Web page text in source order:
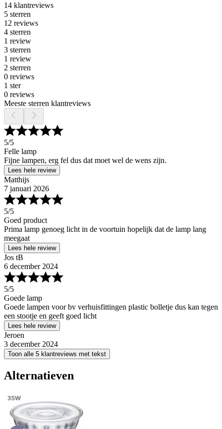
14 klantreviews
5 sterren
12 reviews
4 sterren
1 review
3 sterren
1 review
2 sterren
0 reviews
1 ster
0 reviews
Meeste sterren klantreviews
5/5
Felle lamp
Fijne lampen, erg fel dus dat moet wel de wens zijn.
Lees hele review
Matthijs
7 januari 2026
5/5
Goed product
Prima lamp genoeg licht in de voortuin hopelijk dat de lamp lang
meegaat
Lees hele review
Jos tB
6 december 2024
5/5
Goede lamp
Goede lampen voor bv verhuisfittingen plastic bolletje dus kan tegen
een stootje en geeft goed licht
Lees hele review
Jeroen
3 december 2024
Toon alle 5 klantreviews met tekst
Alternatieven